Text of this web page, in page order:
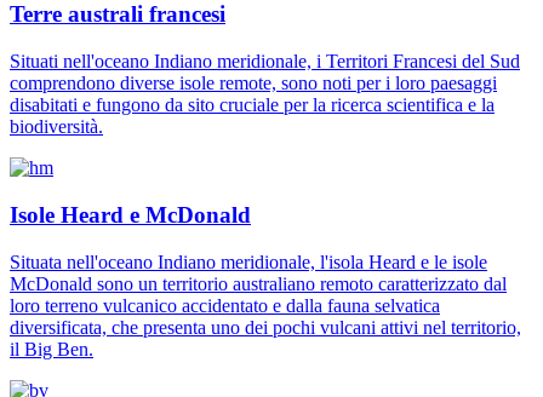
Terre australi francesi
Situati nell'oceano Indiano meridionale, i Territori Francesi del Sud
comprendono diverse isole remote, sono noti per i loro paesaggi
disabitati e fungono da sito cruciale per la ricerca scientifica e la
biodiversità.
Isole Heard e McDonald
Situata nell'oceano Indiano meridionale, l'isola Heard e le isole
McDonald sono un territorio australiano remoto caratterizzato dal
loro terreno vulcanico accidentato e dalla fauna selvatica
diversificata, che presenta uno dei pochi vulcani attivi nel territorio,
il Big Ben.